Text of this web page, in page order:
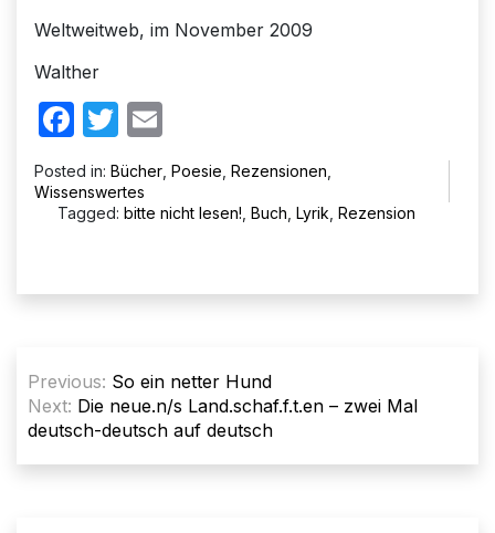
Weltweitweb, im November 2009
Walther
Facebook
Twitter
Posted in: Bücher Poesie Rezensionen
Wissenswertes
Tagged: bitte nicht lesen! Buch Lyrik Rezension
Previous: So ein netter Hund
Next: Die neue.n/s Land.schaf.f.t.en – zwei Mal
deutsch-deutsch auf deutsch